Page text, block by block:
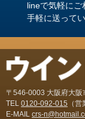
lineで気軽にご
手軽に送って
〒546-0003 大阪府大阪
TEL 0120-092-015 （
E-MAIL crs-